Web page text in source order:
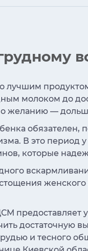
лучшим
молоком до
желанию —
обязателен,
В это период
которые
предоставляет
достаточную
и тесного